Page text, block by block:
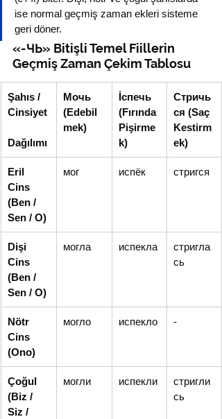
ise normal geçmiş zaman ekleri sisteme
geri döner.
«-ЧЬ» Bitişli Temel Fiillerin
Geçmiş Zaman Çekim Tablosu
Şahıs /
Cinsiyet
Dağılımı
Мочь
(Edebil
mek)
İспечь
(Fırında
Pişirme
k)
Стричь
ся (Saç
Kestirm
ek)
Eril
Cins
(Ben /
Sen / O)
мог испёк стригся
Dişi
Cins
(Ben /
Sen / O)
могла испекла
стригла
сь
Nötr
Cins
(Ono)
могло испекло -
Çoğul
(Biz /
Siz /
могли испекли
стригли
сь